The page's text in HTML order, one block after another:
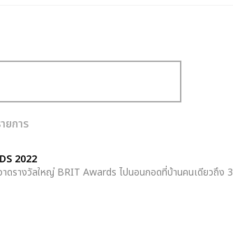
ยการ
2022
าดรางวัลใหญ่ BRIT Awards ไปนอนกอดที่บ้านคนเดียวถึง 3